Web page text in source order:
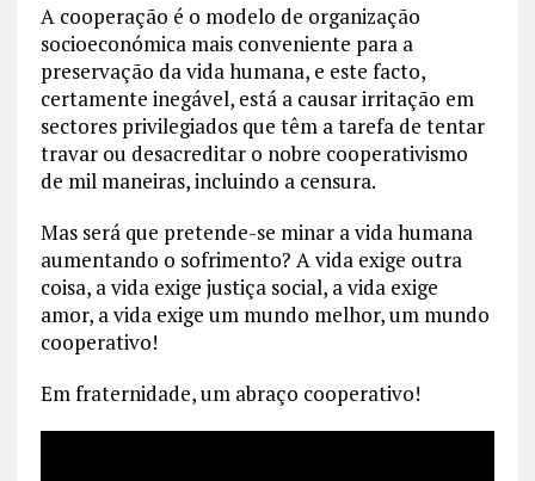
A cooperação é o modelo de organização
socioeconómica mais conveniente para a
preservação da vida humana, e este facto,
certamente inegável, está a causar irritação em
sectores privilegiados que têm a tarefa de tentar
travar ou desacreditar o nobre cooperativismo
de mil maneiras, incluindo a censura.
Mas será que pretende-se minar a vida humana
aumentando o sofrimento? A vida exige outra
coisa, a vida exige justiça social, a vida exige
amor, a vida exige um mundo melhor, um mundo
cooperativo!
Em fraternidade, um abraço cooperativo!